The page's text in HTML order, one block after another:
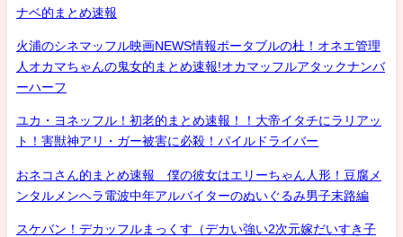
ナベ的まとめ速報
火浦のシネマッフル映画NEWS情報ポータブルの杜！オネエ管理
人オカマちゃんの鬼女的まとめ速報!オカマッフルアタックナンバ
ーハーフ
ユカ・ヨネッフル！初老的まとめ速報！！大帝イタチにラリアッ
ト！害獣神アリ・ガー被害に必殺！パイルドライバー
おネコさん的まとめ速報 僕の彼女はエリーちゃん人形！豆腐メ
ンタルメンヘラ電波中年アルバイターのぬいぐるみ男子末路編
スケバン！デカッフルまっくす（デカい強い2次元嫁だいすき子